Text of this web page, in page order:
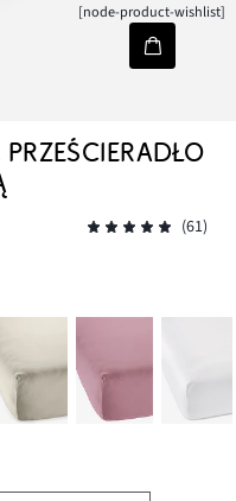
[node-product-wishlist]
(61)